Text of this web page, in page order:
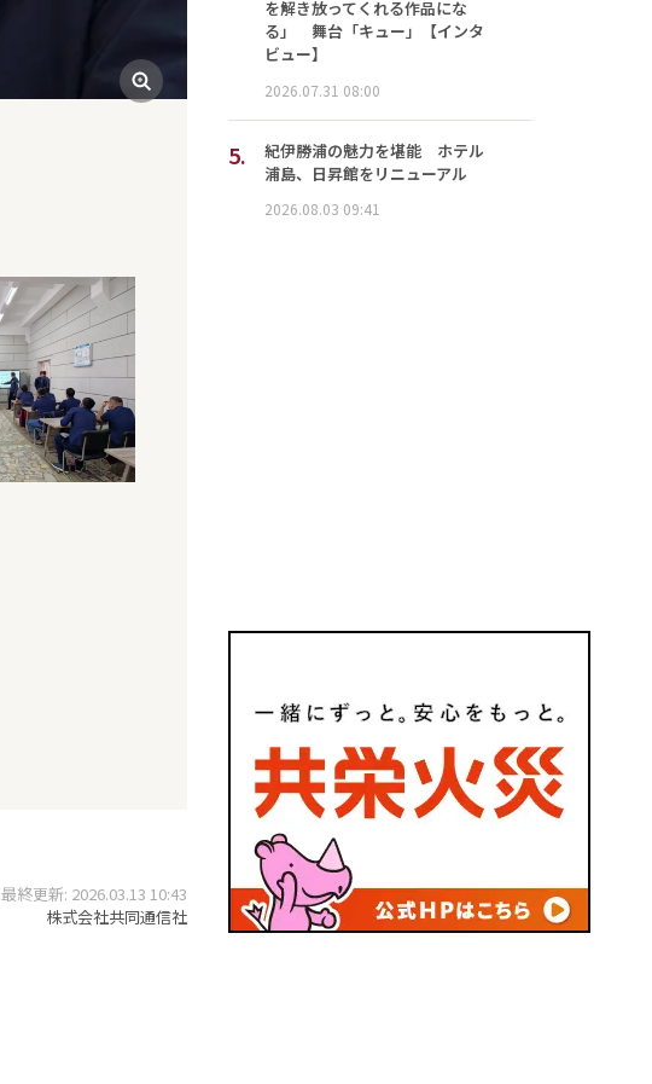
最終更新: 2026.03.13 10:43
株式会社共同通信社
を解き放ってくれる作品にな
る」 舞台「キュー」【インタ
ビュー】
2026.07.31 08:00
5.
紀伊勝浦の魅力を堪能 ホテル
浦島、日昇館をリニューアル
2026.08.03 09:41